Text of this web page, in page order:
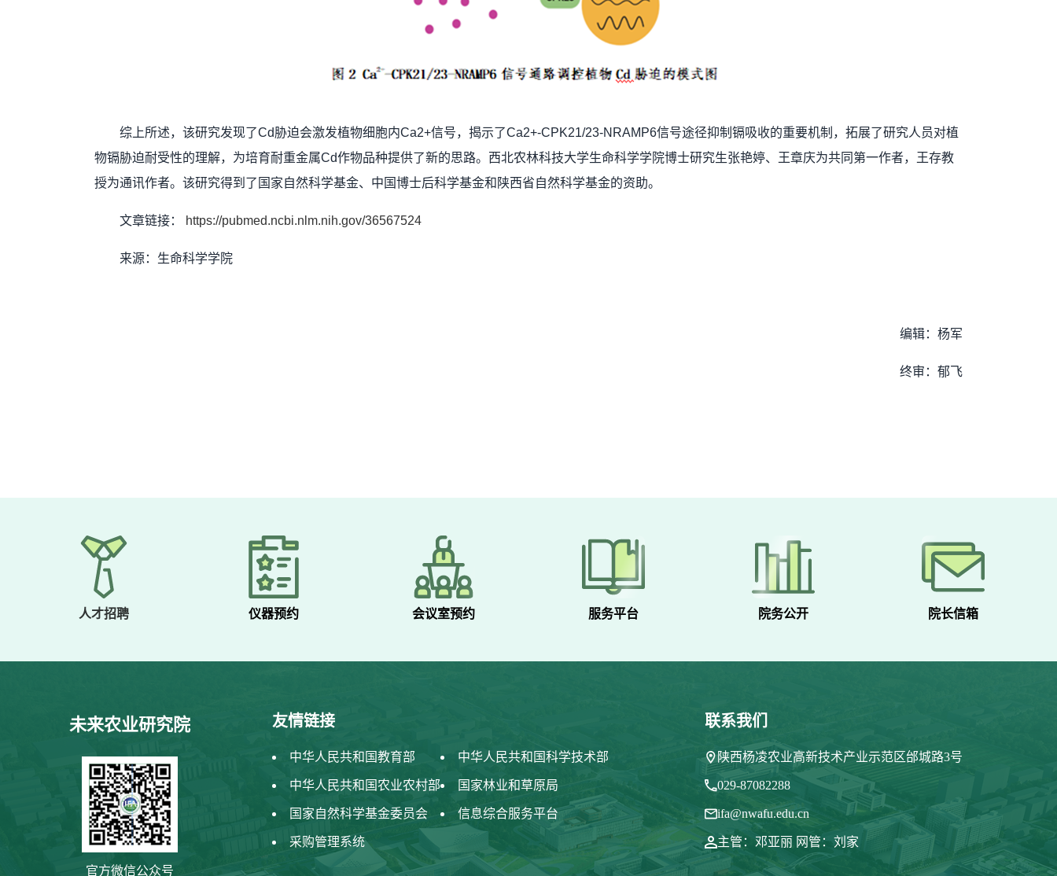
综上所述，该研究发现了Cd胁迫会激发植物细胞内Ca2+信号，揭示了Ca2+-CPK21/23-NRAMP6信号途径抑制镉吸收的重要机制，拓展了研究人员对植
物镉胁迫耐受性的理解，为培育耐重金属Cd作物品种提供了新的思路。西北农林科技大学生命科学学院博士研究生张艳婷、王章庆为共同第一作者，王存教
授为通讯作者。该研究得到了国家自然科学基金、中国博士后科学基金和陕西省自然科学基金的资助。
文章链接： https://pubmed.ncbi.nlm.nih.gov/36567524
来源：生命科学学院
编辑：杨军
终审：郁飞
人才招聘 仪器预约 会议室预约 服务平台 院务公开 院长信箱
未来农业研究院
官方微信公众号
友情链接
中华人民共和国教育部
中华人民共和国农业农村部
国家自然科学基金委员会
采购管理系统
中华人民共和国科学技术部
国家林业和草原局
信息综合服务平台
联系我们
陕西杨凌农业高新技术产业示范区邰城路3号
029-87082288
ifa@nwafu.edu.cn
主管：邓亚丽 网管：刘家